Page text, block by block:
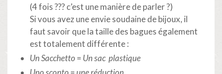
(4 fois ??? c’est une manière de parler ?)
Si vous avez une envie soudaine de bijoux, il
faut savoir que la taille des bagues également
est totalement différente :
Un Sacchetto = Un sac plastique